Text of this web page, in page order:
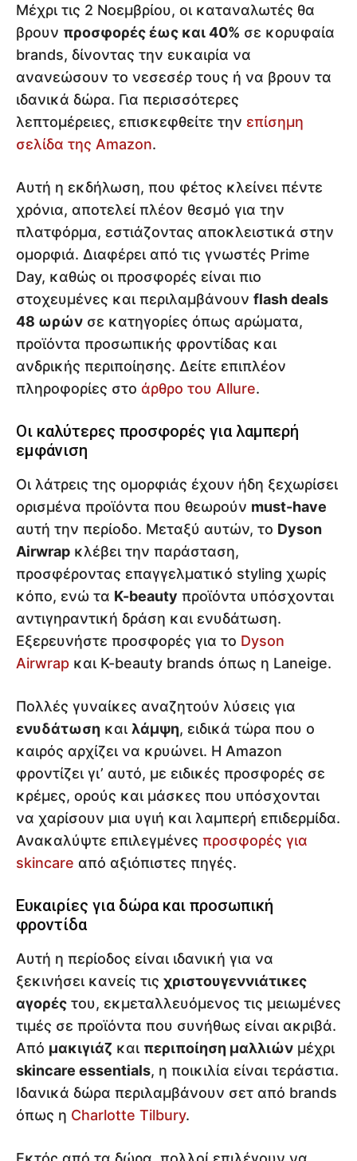
Μέχρι τις 2 Νοεμβρίου, οι καταναλωτές θα
βρουν προσφορές έως και 40% σε κορυφαία
brands, δίνοντας την ευκαιρία να
ανανεώσουν το νεσεσέρ τους ή να βρουν τα
ιδανικά δώρα. Για περισσότερες
λεπτομέρειες, επισκεφθείτε την επίσημη
σελίδα της Amazon.
Αυτή η εκδήλωση, που φέτος κλείνει πέντε
χρόνια, αποτελεί πλέον θεσμό για την
πλατφόρμα, εστιάζοντας αποκλειστικά στην
ομορφιά. Διαφέρει από τις γνωστές Prime
Day, καθώς οι προσφορές είναι πιο
στοχευμένες και περιλαμβάνουν flash deals
48 ωρών σε κατηγορίες όπως αρώματα,
προϊόντα προσωπικής φροντίδας και
ανδρικής περιποίησης. Δείτε επιπλέον
πληροφορίες στο άρθρο του Allure.
Οι καλύτερες προσφορές για λαμπερή
εμφάνιση
Οι λάτρεις της ομορφιάς έχουν ήδη ξεχωρίσει
ορισμένα προϊόντα που θεωρούν must-have
αυτή την περίοδο. Μεταξύ αυτών, το Dyson
Airwrap κλέβει την παράσταση,
προσφέροντας επαγγελματικό styling χωρίς
κόπο, ενώ τα K-beauty προϊόντα υπόσχονται
αντιγηραντική δράση και ενυδάτωση.
Εξερευνήστε προσφορές για το Dyson
Airwrap και K-beauty brands όπως η Laneige.
Πολλές γυναίκες αναζητούν λύσεις για
ενυδάτωση και λάμψη, ειδικά τώρα που ο
καιρός αρχίζει να κρυώνει. Η Amazon
φροντίζει γι’ αυτό, με ειδικές προσφορές σε
κρέμες, ορούς και μάσκες που υπόσχονται
να χαρίσουν μια υγιή και λαμπερή επιδερμίδα.
Ανακαλύψτε επιλεγμένες προσφορές για
skincare από αξιόπιστες πηγές.
Ευκαιρίες για δώρα και προσωπική
φροντίδα
Αυτή η περίοδος είναι ιδανική για να
ξεκινήσει κανείς τις χριστουγεννιάτικες
αγορές του, εκμεταλλευόμενος τις μειωμένες
τιμές σε προϊόντα που συνήθως είναι ακριβά.
Από μακιγιάζ και περιποίηση μαλλιών μέχρι
skincare essentials, η ποικιλία είναι τεράστια.
Ιδανικά δώρα περιλαμβάνουν σετ από brands
όπως η Charlotte Tilbury.